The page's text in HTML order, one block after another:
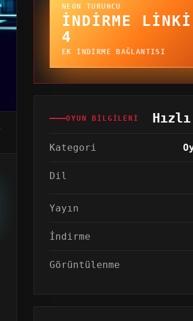
NEON TURUNCU
İNDIRME LINKI
4
EK INDIRME BAĞLANTISI
OYUN BILGILERI
Kategori
Dil
Yayın
İndirme
Görüntülenme